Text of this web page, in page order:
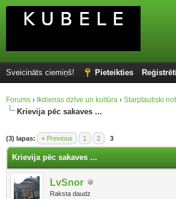
Sveicināts ciemiņš! Pieteikties
Forums › Ikdienas dzīve un kultūra › Starptautiski
Krievija pēc sakaves ...
(3) lapas: « Previous 1 2 3
Krievija pēc sakaves ...
LvSnor
Raksta daudz